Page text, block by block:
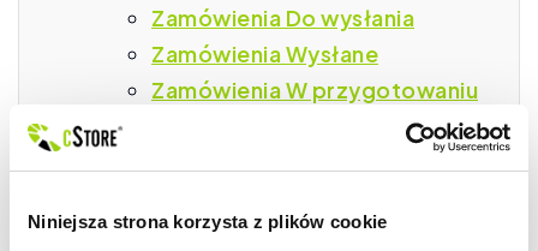
Niniejsza strona korzysta z plików cookie
Zamówienia Do wysłania
Zamówienia Wysłane
Zamówienia W przygotowaniu
Zamówienia Do odebrania
Zamówienia Wszystkie